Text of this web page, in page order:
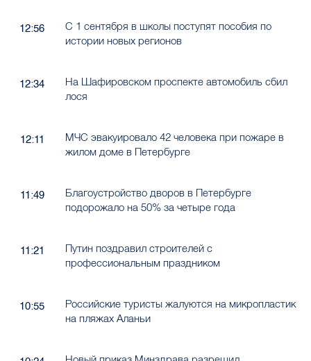
12:56
С 1 сентября в школы поступят пособия по
истории новых регионов
12:34
На Шафировском проспекте автомобиль сбил
лося
12:11
МЧС эвакуировало 42 человека при пожаре в
жилом доме в Петербурге
11:49
Благоустройство дворов в Петербурге
подорожало на 50% за четыре года
11:21
Путин поздравил строителей с
профессиональным праздником
10:55
Российские туристы жалуются на микропластик
на пляжах Аланьи